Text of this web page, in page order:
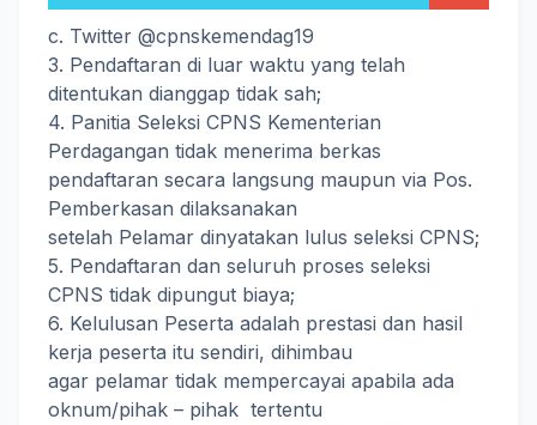
c. Twitter @cpnskemendag19
3. Pendaftaran di luar waktu yang telah
ditentukan dianggap tidak sah;
4. Panitia Seleksi CPNS Kementerian
Perdagangan tidak menerima berkas
pendaftaran secara langsung maupun via Pos.
Pemberkasan dilaksanakan
setelah Pelamar dinyatakan lulus seleksi CPNS;
5. Pendaftaran dan seluruh proses seleksi
CPNS tidak dipungut biaya;
6. Kelulusan Peserta adalah prestasi dan hasil
kerja peserta itu sendiri, dihimbau
agar pelamar tidak mempercayai apabila ada
oknum/pihak – pihak tertentu